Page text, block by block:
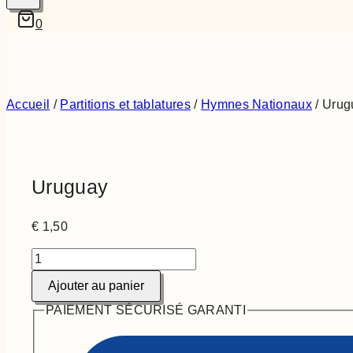
0
Accueil / Partitions et tablatures / Hymnes Nationaux /
Uruguay
€ 1,50
Ajouter au panier
PAIEMENT SÉCURISÉ GARANTI